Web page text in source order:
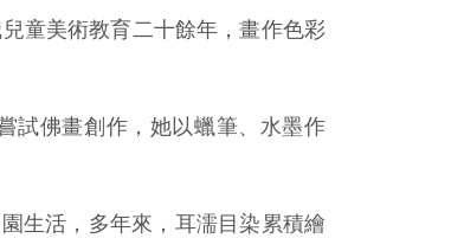
童美術教育二十餘年，畫作色彩
試佛畫創作，她以蠟筆、水墨作
生活，多年來，耳濡目染累積繪